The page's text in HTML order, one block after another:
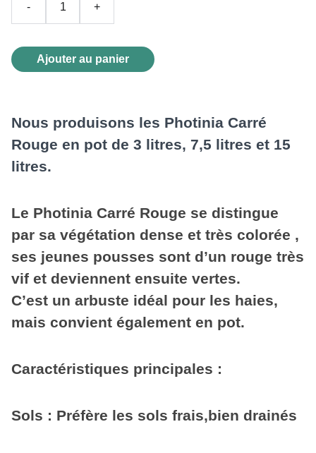
- +
Ajouter au panier
Nous produisons les Photinia Carré
Rouge en pot de 3 litres, 7,5 litres et 15
litres.
Le Photinia Carré Rouge se distingue
par sa végétation dense et très colorée ,
ses jeunes pousses sont d’un rouge très
vif et deviennent ensuite vertes.
C’est un arbuste idéal pour les haies,
mais convient également en pot.
Caractéristiques principales :
Sols : Préfère les sols frais,bien drainés